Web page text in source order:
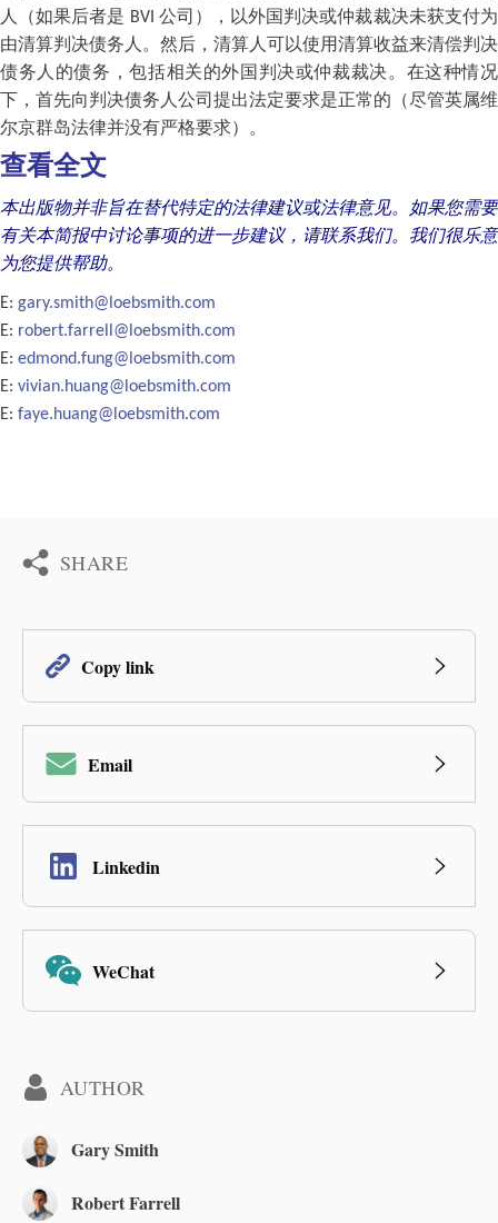
人（如果后者是 BVI 公司），以外国判决或仲裁裁决未获支付为
由清算判决债务人。然后，清算人可以使用清算收益来清偿判决
债务人的债务，包括相关的外国判决或仲裁裁决。在这种情况
下，首先向判决债务人公司提出法定要求是正常的（尽管英属维
尔京群岛法律并没有严格要求）。
查看全文
本出版物并非旨在替代特定的法律建议或法律意见。如果您需要
有关本简报中讨论事项的进一步建议，请联系我们。我们很乐意
为您提供帮助。
E: gary.smith@loebsmith.com
E: robert.farrell@loebsmith.com
E: edmond.fung@loebsmith.com
E: vivian.huang@loebsmith.com
E: faye.huang@loebsmith.com
SHARE
Copy link
Email
Linkedin
WeChat
AUTHOR
Gary Smith
Robert Farrell